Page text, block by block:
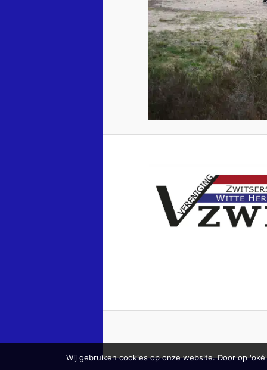
Wij gebruiken cookies op onze website. Door op